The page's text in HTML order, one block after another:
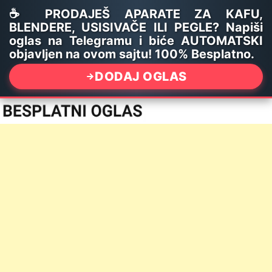
☕ PRODAJEŠ APARATE ZA KAFU,
BLENDERE, USISIVAČE ILI PEGLE? Napiši
oglas na Telegramu i biće AUTOMATSKI
objavljen na ovom sajtu! 100% Besplatno.
DODAJ OGLAS